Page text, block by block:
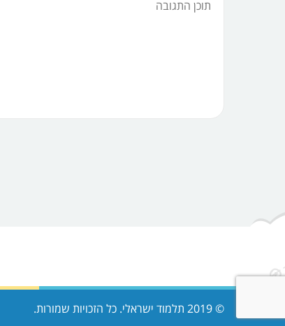
© 2019 תלמוד ישראלי. כל הזכויות שמורות.